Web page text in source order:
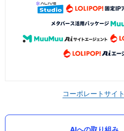
コーポレートサイト
AIへの取り組み